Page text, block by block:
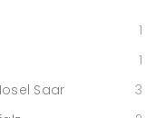
1
1
Saar
3